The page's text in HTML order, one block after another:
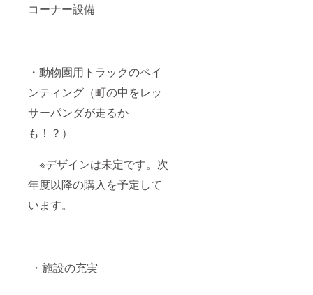
コーナー設備
・動物園用トラックのペイ
ンティング（町の中をレッ
サーパンダが走るか
も！？）
※デザインは未定です。次
年度以降の購入を予定して
います。
・施設の充実